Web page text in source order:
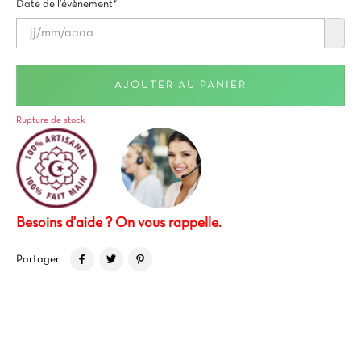
Date de l'évènement*
AJOUTER AU PANIER
Rupture de stock
Besoins d'aide ? On vous rappelle.
Partager